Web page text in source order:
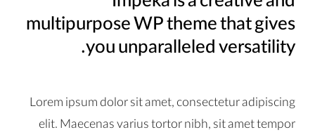
multipurpose WP theme that gives
you unparalleled versatility.
Lorem ipsum dolor sit amet, consectetur adipiscing
elit. Maecenas varius tortor nibh, sit amet tempor